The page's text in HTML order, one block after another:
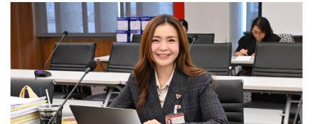
ยํ้า ไม่กระทบสัมพันธ์พรรคร่วม